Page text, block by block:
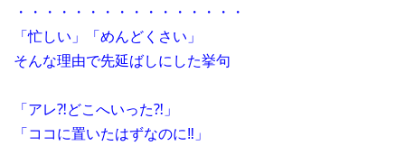
・・・・・・・・・・・・・・・・
「忙しい」「めんどくさい」
そんな理由で先延ばしにした挙句
「アレ⁈どこへいった⁈」
「ココに置いたはずなのに‼」